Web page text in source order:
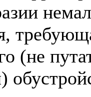
(не